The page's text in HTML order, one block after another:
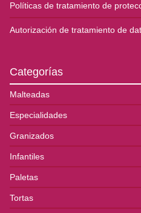
Políticas de tratamiento de
Autorización de tratamiento de
Categorías
Malteadas
Especialidades
Granizados
Infantiles
Paletas
Tortas